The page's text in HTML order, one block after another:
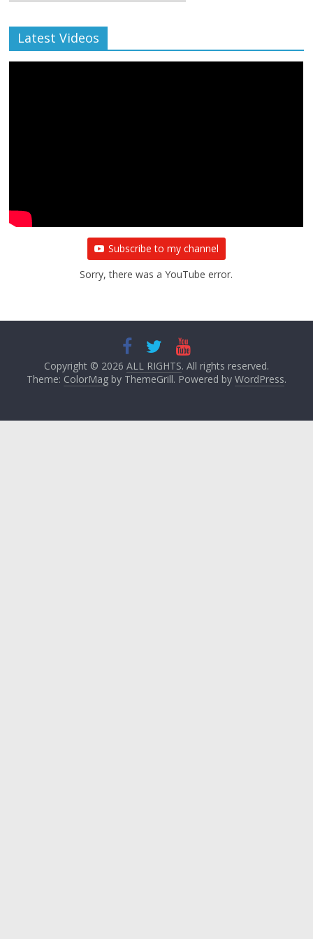
Archive
Latest Videos
Subscribe to my channel
Sorry, there was a YouTube error.
Copyright © 2026 ALL RIGHTS. All rights reserved.
Theme: ColorMagby ThemeGrill. Powered by WordPress.